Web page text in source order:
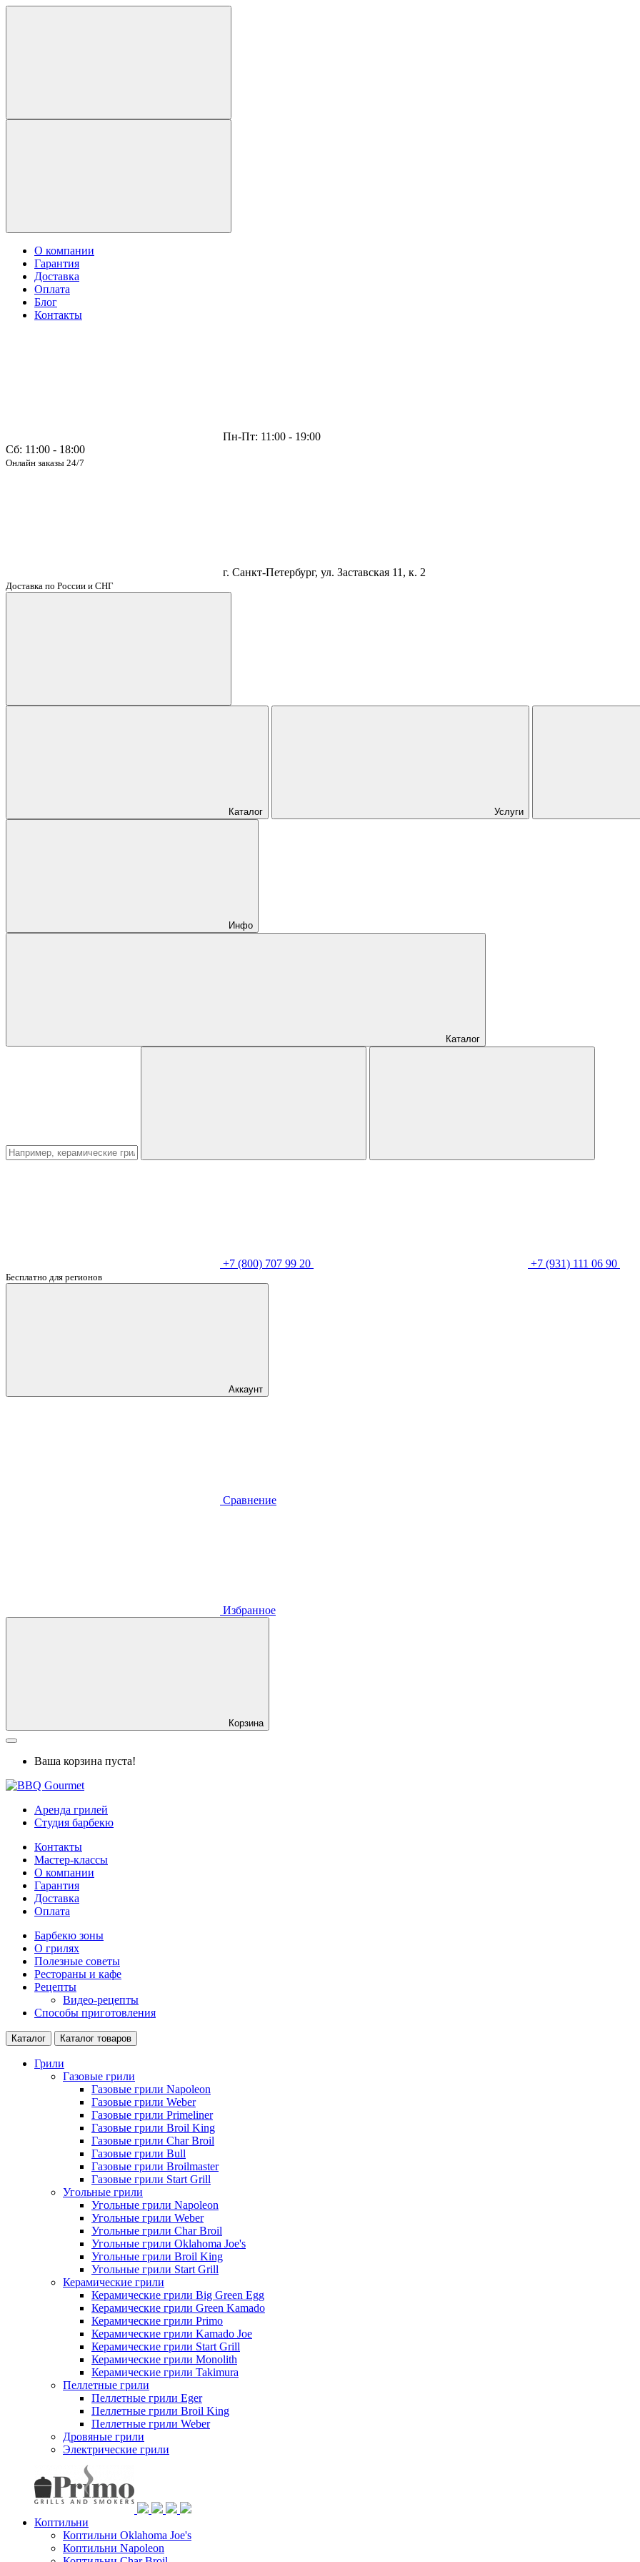
О компании
Гарантия
Доставка
Оплата
Блог
Контакты
Пн-Пт: 11:00 - 19:00
Сб: 11:00 - 18:00
Онлайн заказы 24/7
г. Санкт-Петербург, ул. Заставская 11, к. 2
Доставка по России и СНГ
Каталог Услуги
Инфо
Каталог
+7 (800) 707 99 20 +7 (931) 111 06 90
Бесплатно для регионов
Аккаунт
Сравнение
Избранное
Корзина
Ваша корзина пуста!
Аренда грилей
Студия барбекю
Контакты
Мастер-классы
О компании
Гарантия
Доставка
Оплата
Барбекю зоны
О грилях
Полезные советы
Рестораны и кафе
Рецепты
Видео-рецепты
Способы приготовления
Каталог Каталог товаров
Грили
Газовые грили
Газовые грили Napoleon
Газовые грили Weber
Газовые грили Primeliner
Газовые грили Broil King
Газовые грили Char Broil
Газовые грили Bull
Газовые грили Broilmaster
Газовые грили Start Grill
Угольные грили
Угольные грили Napoleon
Угольные грили Weber
Угольные грили Char Broil
Угольные грили Oklahoma Joe's
Угольные грили Broil King
Угольные грили Start Grill
Керамические грили
Керамические грили Big Green Egg
Керамические грили Green Kamado
Керамические грили Primo
Керамические грили Kamado Joe
Керамические грили Start Grill
Керамические грили Monolith
Керамические грили Takimura
Пеллетные грили
Пеллетные грили Eger
Пеллетные грили Broil King
Пеллетные грили Weber
Дровяные грили
Электрические грили
Коптильни
Коптильни Oklahoma Joe's
Коптильни Napoleon